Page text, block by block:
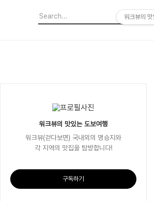
워크뷰의 맛있는 도보여행
워크뷰(걷다보면) 국내외의 명승지와
각 지역의 맛집을 탐방합니다!
구독하기
워크뷰의